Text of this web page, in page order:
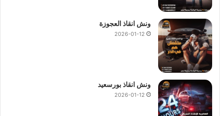
ونش انقاذ العجوزة
2026-01-12
ونش انقاذ بورسعيد
2026-01-12